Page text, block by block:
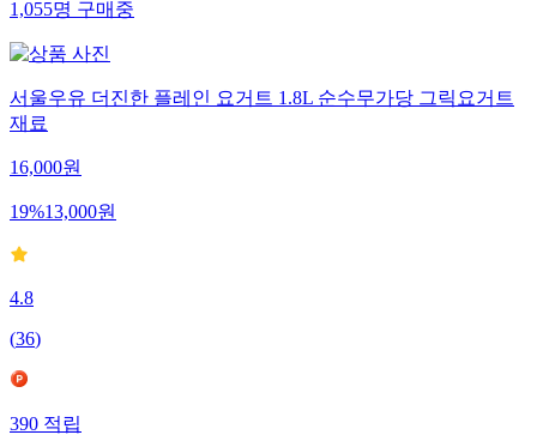
1,055명구매중
서울우유 더진한 플레인 요거트 1.8L 순수무가당 그릭요거트
재료
16,000원
19%13,000원
4.8
(36)
390적립